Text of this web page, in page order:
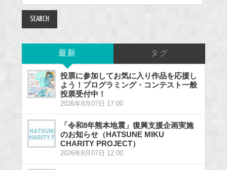
最新 タグ
投票に参加してお気に入り作品を応援し
よう！プログラミング・コンテスト一般
投票受付中！
2026年8月07日 17:00
「令和8年熊本地震」復興支援企画実施
のお知らせ（HATSUNE MIKU
CHARITY PROJECT）
2026年8月07日 12:00